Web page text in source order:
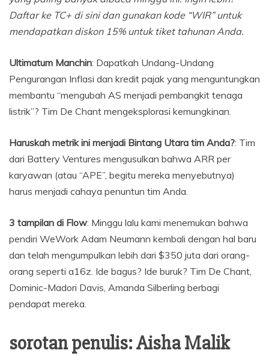
Daftar ke TC+ di sini dan gunakan kode “WIR” untuk
mendapatkan diskon 15% untuk tiket tahunan Anda.
Ultimatum Manchin: Dapatkah Undang-Undang
Pengurangan Inflasi dan kredit pajak yang menguntungkan
membantu “mengubah AS menjadi pembangkit tenaga
listrik”? Tim De Chant mengeksplorasi kemungkinan.
Haruskah metrik ini menjadi Bintang Utara tim Anda?: Tim
dari Battery Ventures mengusulkan bahwa ARR per
karyawan (atau “APE”, begitu mereka menyebutnya)
harus menjadi cahaya penuntun tim Anda.
3 tampilan di Flow: Minggu lalu kami menemukan bahwa
pendiri WeWork Adam Neumann kembali dengan hal baru
dan telah mengumpulkan lebih dari $350 juta dari orang-
orang seperti a16z. Ide bagus? Ide buruk? Tim De Chant,
Dominic-Madori Davis, Amanda Silberling berbagi
pendapat mereka.
sorotan penulis: Aisha Malik